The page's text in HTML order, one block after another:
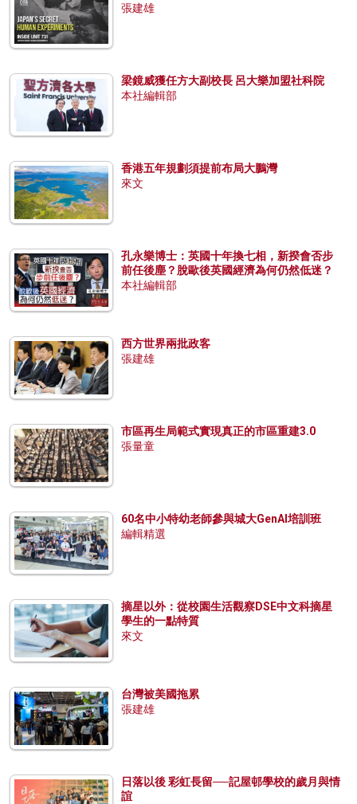
張建雄
梁鏡威獲任方大副校長 呂大樂加盟社科院
本社編輯部
香港五年規劃須提前布局大鵬灣
來文
孔永樂博士：英國十年換七相，新揆會否步
前任後塵？脫歐後英國經濟為何仍然低迷？
本社編輯部
西方世界兩批政客
張建雄
市區再生局範式實現真正的市區重建3.0
張量童
60名中小特幼老師參與城大GenAI培訓班
編輯精選
摘星以外：從校園生活觀察DSE中文科摘星
學生的一點特質
來文
台灣被美國拖累
張建雄
日落以後 彩虹長留──記屋邨學校的歲月與情
誼